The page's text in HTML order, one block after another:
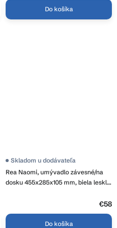
Do košíka
Rea Naomi, umývadlo závesné/na
dosku 455x285x105 mm, biela lesklá,
Skladom u dodávateľa
€58
Do košíka